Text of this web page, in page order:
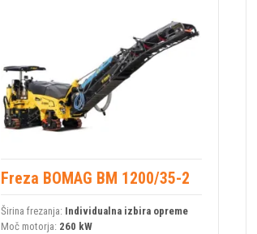
Freza BOMAG BM 1200/35-2
Širina frezanja: Individualna izbira opreme
Moč motorja: 260 kW